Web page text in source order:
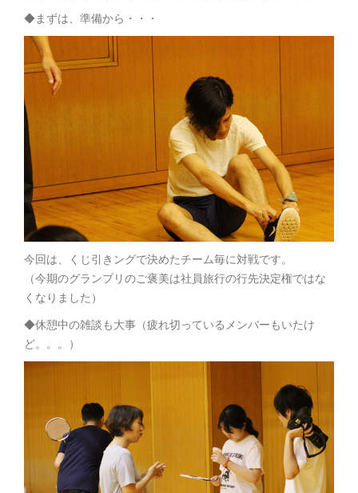
◆まずは、準備から・・・
今回は、くじ引きングで決めたチーム毎に対戦です。
（今期のグランプリのご褒美は社員旅行の行先決定権ではな
くなりました）
◆休憩中の雑談も大事（疲れ切っているメンバーもいたけ
ど。。。）